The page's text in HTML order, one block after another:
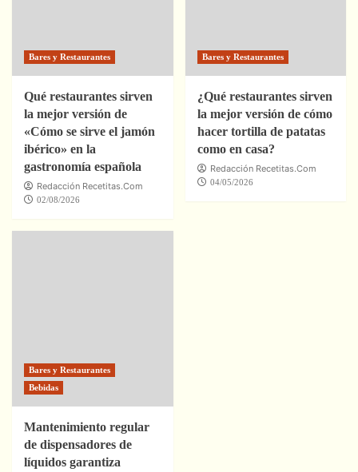
Bares y Restaurantes
Qué restaurantes sirven
la mejor versión de
«Cómo se sirve el jamón
ibérico» en la
gastronomía española
Redacción Recetitas.Com
02/08/2026
Bares y Restaurantes
¿Qué restaurantes sirven
la mejor versión de cómo
hacer tortilla de patatas
como en casa?
Redacción Recetitas.Com
04/05/2026
Bares y Restaurantes
Bebidas
Mantenimiento regular
de dispensadores de
líquidos garantiza